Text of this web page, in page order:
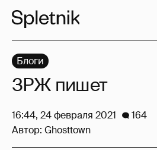
Блоги
ЗРЖ пишет
16:44, 24 февраля 2021
164
Автор: Ghosttown